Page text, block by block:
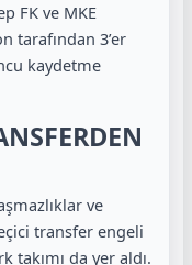
FK ve MKE
tarafından 3’er
kaydetme
ve
transfer engeli
takımı da yer aldı.